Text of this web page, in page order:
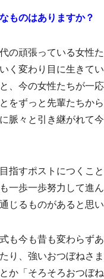
ものはありますか？
の頑張っている女性
変わり目に生きてい
、今の女性たちが一
をずっと先輩たちか
脈々と引き継がれて
指すポストにつくこ
一歩一歩努力して進
じるものがあると思い
今も昔も変わらず
り、強いおつぼねさ
か「そろそろおつぼ